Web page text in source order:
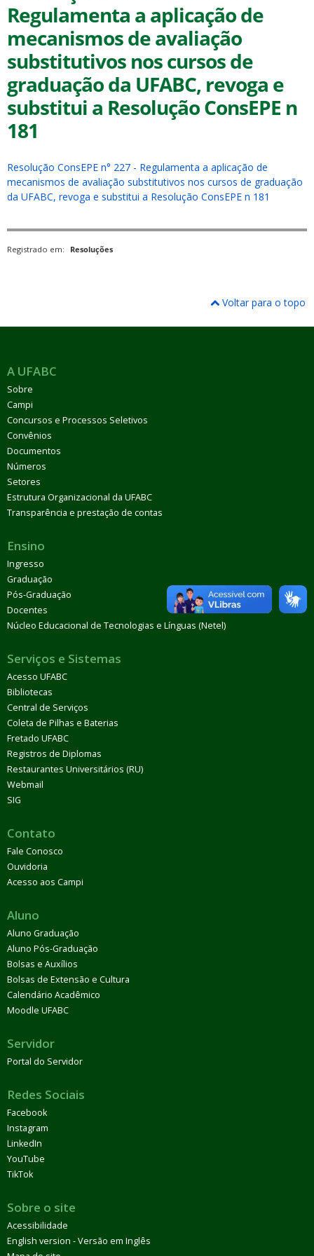
Regulamenta a aplicação de
mecanismos de avaliação
substitutivos nos cursos de
graduação da UFABC, revoga e
substitui a Resolução ConsEPE n
181
Resolução ConsEPE n° 227 - Regulamenta a aplicação de
mecanismos de avaliação substitutivos nos cursos de graduação
da UFABC, revoga e substitui a Resolução ConsEPE n 181
Registrado em: Resoluções
Voltar para o topo
A UFABC
Sobre
Campi
Concursos e Processos Seletivos
Convênios
Documentos
Números
Setores
Estrutura Organizacional da UFABC
Transparência e prestação de contas
Ensino
Ingresso
Graduação
Pós-Graduação
Docentes
Núcleo Educacional de Tecnologias e Línguas (Netel)
Serviços e Sistemas
Acesso UFABC
Bibliotecas
Central de Serviços
Coleta de Pilhas e Baterias
Fretado UFABC
Registros de Diplomas
Restaurantes Universitários (RU)
Webmail
SIG
Contato
Fale Conosco
Ouvidoria
Acesso aos Campi
Aluno
Aluno Graduação
Aluno Pós-Graduação
Bolsas e Auxílios
Bolsas de Extensão e Cultura
Calendário Acadêmico
Moodle UFABC
Servidor
Portal do Servidor
Redes Sociais
Facebook
Instagram
LinkedIn
YouTube
TikTok
Sobre o site
Acessibilidade
English version - Versão em Inglês